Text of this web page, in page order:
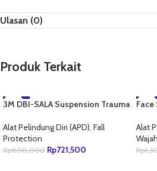
Ulasan (0)
Produk Terkait
-10%
3M DBI-SALA Suspension Trauma
9501403
Alat Pelindung Diri (APD), Fall
Protection
Rp800,000 Rp721,500
-6%
Alat
Wajah
Rp